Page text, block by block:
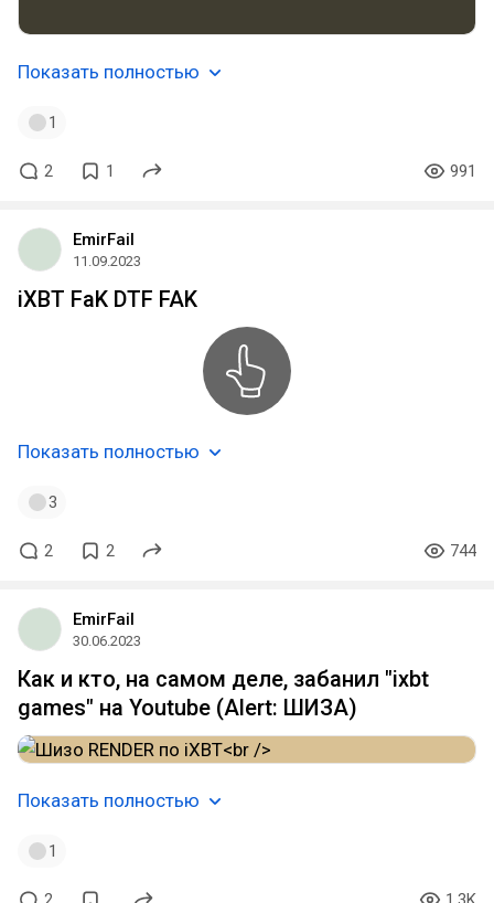
Показать полностью
1
2 1 991
EmirFail
11.09.2023
iXBT FaK DTF FAK
Показать полностью
3
2 2 744
EmirFail
30.06.2023
Как и кто, на самом деле, забанил "ixbt
games" на Youtube (Alert: ШИЗА)
Показать полностью
1